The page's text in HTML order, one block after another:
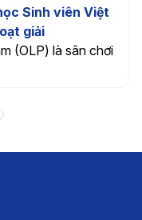
Sinh viên Việt
giải
(OLP) là sân chơi